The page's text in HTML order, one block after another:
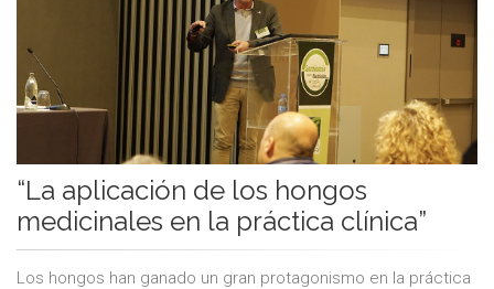
“La aplicación de los hongos
medicinales en la práctica clínica”
Los hongos han ganado un gran protagonismo en la práctica